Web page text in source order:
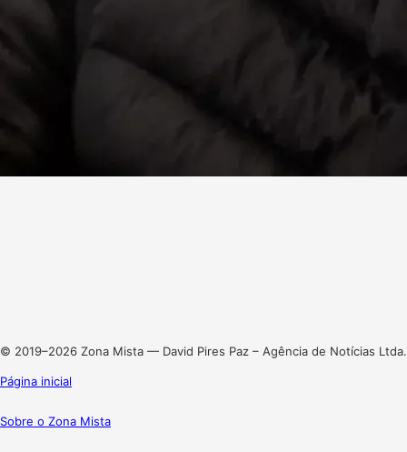
© 2019–2026 Zona Mista — David Pires Paz – Agência de Notícias Ltda.
Página inicial
Sobre o Zona Mista